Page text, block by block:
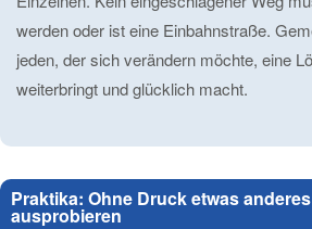
werden oder ist eine Einbahnstraße.
jeden, der sich verändern möchte, eine
weiterbringt und glücklich macht.
Praktika: Ohne Druck etwas anderes
ausprobieren